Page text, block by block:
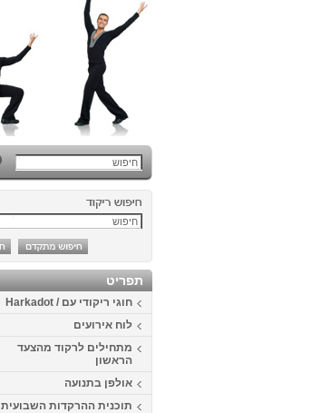
תפריט
חוגי ריקודי עם / Harkadot
לוח אירועים
מתחילים לרקוד מהצעד
הראשון
אולפן בתנועה
תוכנית ההרקדות השבועית